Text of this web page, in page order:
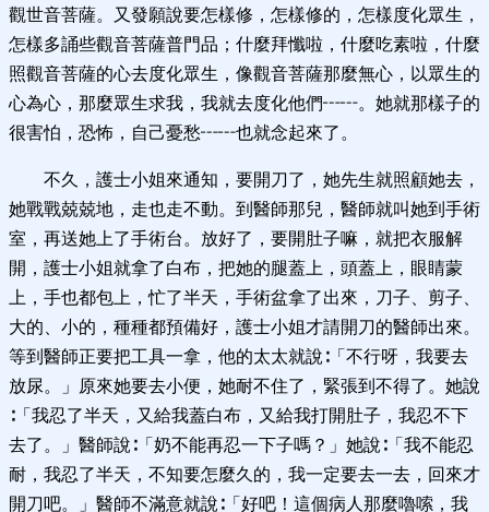
觀世音菩薩。又發願說要怎樣修，怎樣修的，怎樣度化眾生，
怎樣多誦些觀音菩薩普門品；什麼拜懺啦，什麼吃素啦，什麼
照觀音菩薩的心去度化眾生，像觀音菩薩那麼無心，以眾生的
心為心，那麼眾生求我，我就去度化他們┅┅。她就那樣子的
很害怕，恐怖，自己憂愁┅┅也就念起來了。
不久，護士小姐來通知，要開刀了，她先生就照顧她去，
她戰戰兢兢地，走也走不動。到醫師那兒，醫師就叫她到手術
室，再送她上了手術台。放好了，要開肚子嘛，就把衣服解
開，護士小姐就拿了白布，把她的腿蓋上，頭蓋上，眼睛蒙
上，手也都包上，忙了半天，手術盆拿了出來，刀子、剪子、
大的、小的，種種都預備好，護士小姐才請開刀的醫師出來。
等到醫師正要把工具一拿，他的太太就說∶「不行呀，我要去
放尿。」原來她要去小便，她耐不住了，緊張到不得了。她說
∶「我忍了半天，又給我蓋白布，又給我打開肚子，我忍不下
去了。」醫師說∶「奶不能再忍一下子嗎？」她說∶「我不能忍
耐，我忍了半天，不知要怎麼久的，我一定要去一去，回來才
開刀吧。」醫師不滿意就說∶「好吧！這個病人那麼嚕嗦，我